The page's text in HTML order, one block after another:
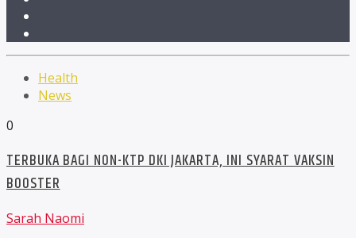
Health
News
0
TERBUKA BAGI NON-KTP DKI JAKARTA, INI SYARAT VAKSIN
BOOSTER
Sarah Naomi